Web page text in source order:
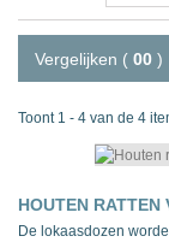
Vergelijken ( 00 )
Toont 1 - 4 van de 4
HOUTEN RATTEN
De lokaasdozen